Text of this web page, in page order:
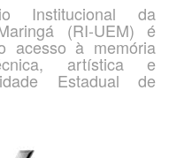
Institucional da
(RI-UEM) é
acesso à memória
artística e
Estadual de